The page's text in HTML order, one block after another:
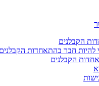
הקבלנים
להיות חבר בהתאחדות
הקבלנים